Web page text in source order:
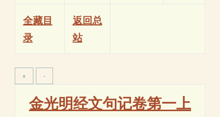
全藏目
录
返回总
站
金光明经文句记卷第一上